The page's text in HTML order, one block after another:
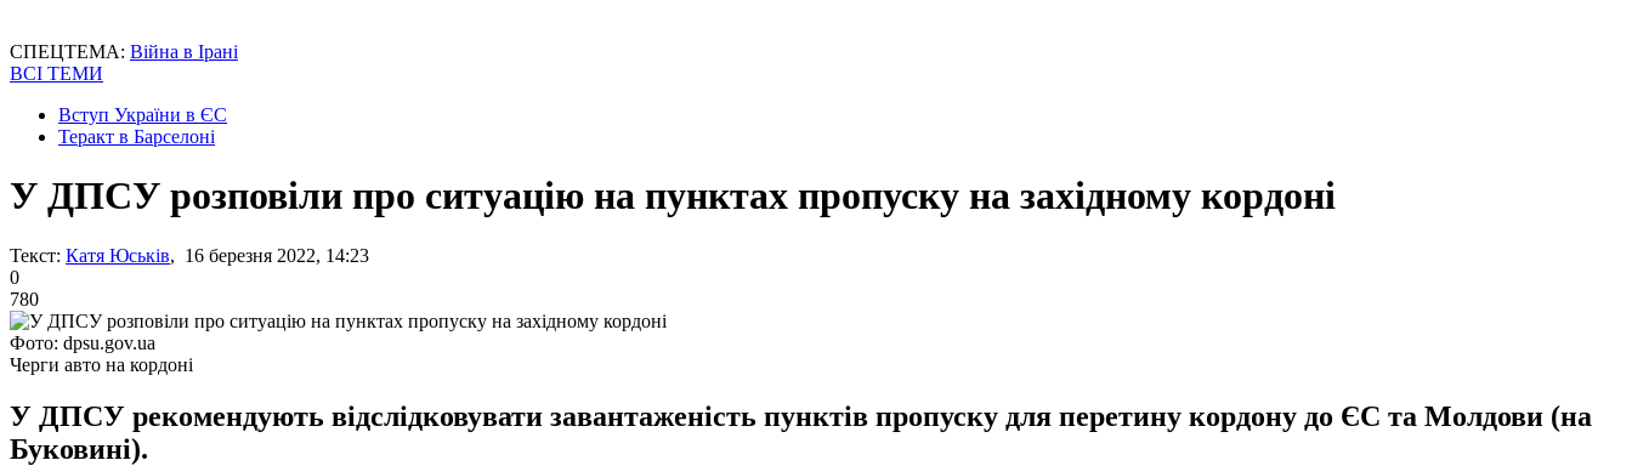
СПЕЦТЕМА: Війна в Ірані
ВСІ ТЕМИ
Вступ України в ЄС
Теракт в Барселоні
У ДПСУ розповіли про ситуацію на пунктах пропуску на західному кордоні
Текст: Катя Юськів, 16 березня 2022, 14:23
0
780
Фото: dpsu.gov.ua
Черги авто на кордоні
У ДПСУ рекомендують відслідковувати завантаженість пунктів пропуску для перетину кордону до ЄС та Молдови (на
Буковині).